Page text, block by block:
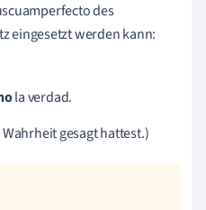
des
eingesetzt werden kann:
la verdad.
gesagt hattest.)